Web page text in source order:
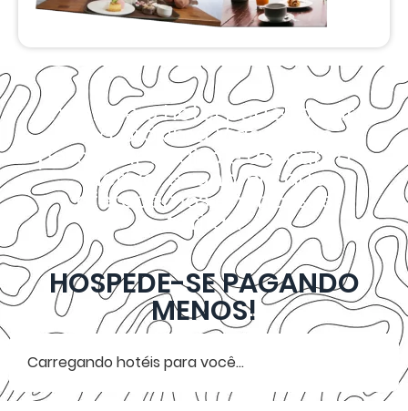
Encontre o hotel perfeito para
sua próxima Viagem ao
pesquisar abaixo e descubra a
incrível economia que
oferecemos em nossas
tarifas.
HOSPEDE-SE PAGANDO
MENOS!
Carregando hotéis para você...